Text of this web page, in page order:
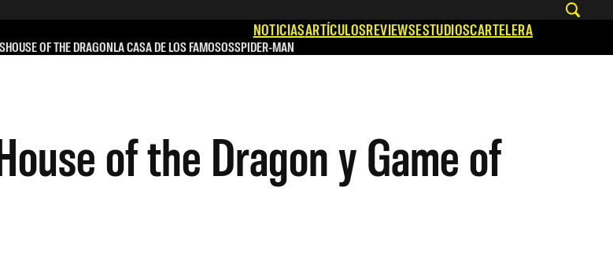
NOTICIASARTÍCULOSREVIEWSESTUDIOSCARTELERA
HOUSE OF THE DRAGONLA CASA DE LOS FAMOSOSSPIDER-MAN
of the Dragon y Game of